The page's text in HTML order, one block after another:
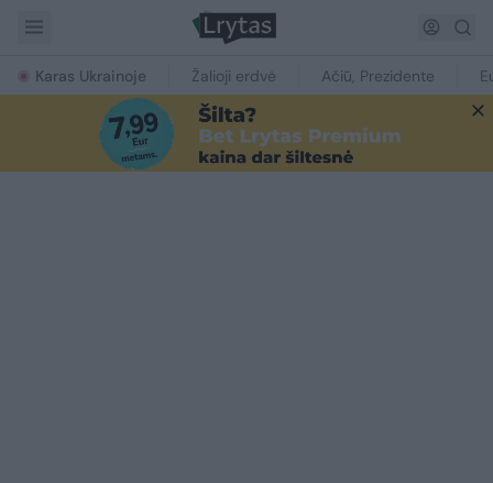
Karas Ukrainoje Žalioji erdvė Ačiū, Prezidente